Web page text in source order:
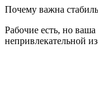
Почему важна
Рабочие есть, но
непривлекательной